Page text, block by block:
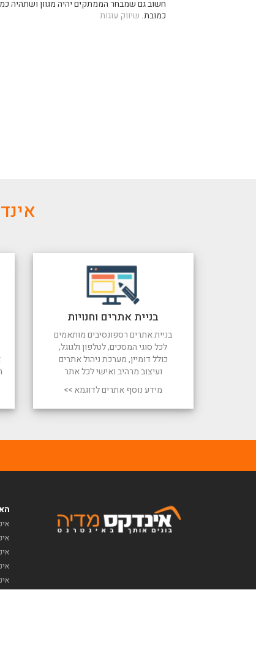
חשוב גם שמבחר הממתקים יהיה מגוון ושתהיה
כמובת. שיווק עוגות
בניית אתרים וחנויות
בניית אתרים רספונסיבים מותאמים
לכל סוגי המסכים, לטלפון ולגוגל,
כולל דומיין, מערכת ניהול אתרים
ועיצוב מרהיב ואישי לכל אתר
מידע נוסף אתרים לדוגמא >>